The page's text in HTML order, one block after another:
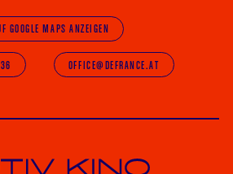
GOOGLE MAPS ANZEIGEN
OFFICE@DEFRANCE.AT
Kino De France in Wien